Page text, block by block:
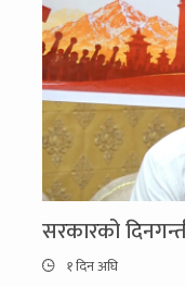
सरकारको
१ दिन अघि